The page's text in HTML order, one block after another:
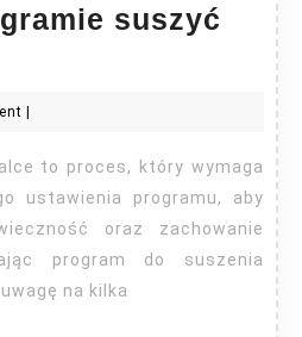
suszyć
|
ustawienia programu, aby
oraz zachowanie
program do suszenia
na kilka